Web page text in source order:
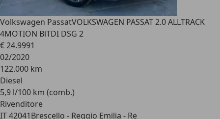
Volkswagen PassatVOLKSWAGEN PASSAT 2.0 ALLTRACK
4MOTION BiTDI DSG 2
€ 24.9991
02/2020
122.000 km
Diesel
5,9 l/100 km (comb.)
Rivenditore
IT 42041Brescello - Reggio Emilia - Re